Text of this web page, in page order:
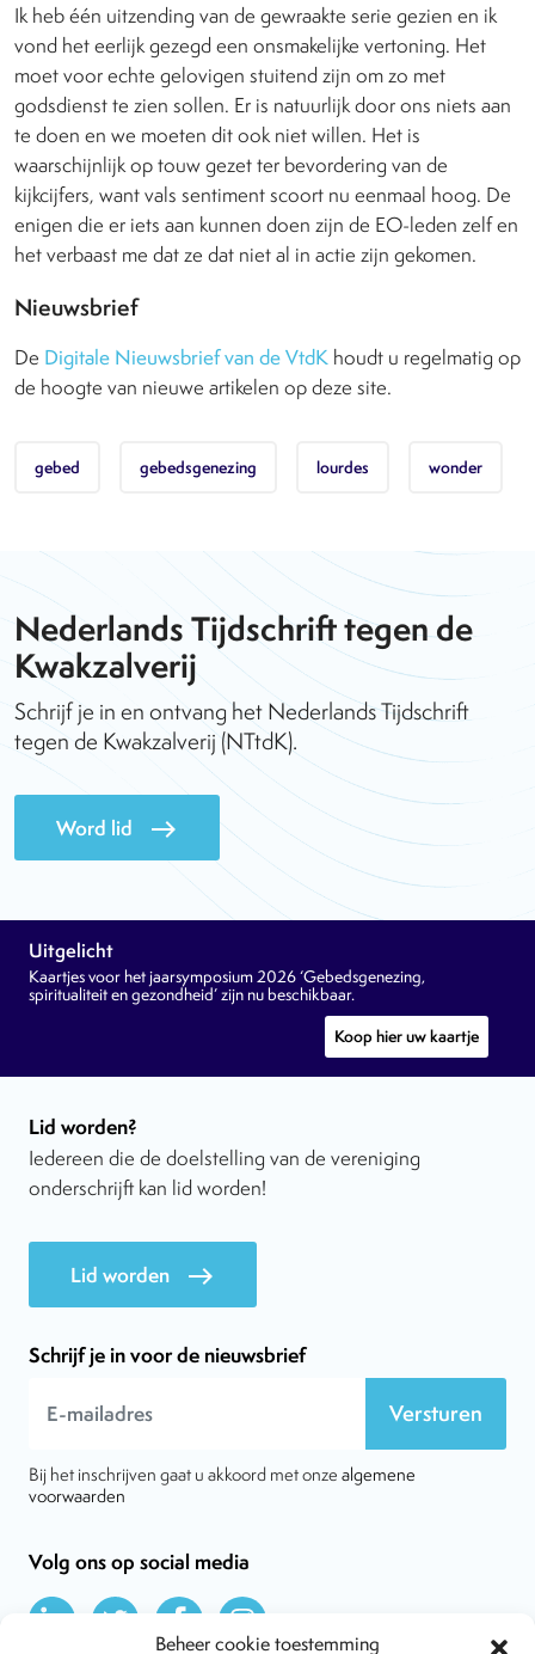
Beheer cookie toestemming
Ik heb één uitzending van de gewraakte serie gezien en ik
vond het eerlijk gezegd een onsmakelijke vertoning. Het
moet voor echte gelovigen stuitend zijn om zo met
godsdienst te zien sollen. Er is natuurlijk door ons niets aan
te doen en we moeten dit ook niet willen. Het is
waarschijnlijk op touw gezet ter bevordering van de
kijkcijfers, want vals sentiment scoort nu eenmaal hoog. De
enigen die er iets aan kunnen doen zijn de EO-leden zelf en
het verbaast me dat ze dat niet al in actie zijn gekomen.
Nieuwsbrief
De Digitale Nieuwsbrief van de VtdK houdt u regelmatig op
de hoogte van nieuwe artikelen op deze site.
gebed gebedsgenezing lourdes wonder
Nederlands Tijdschrift tegen de
Kwakzalverij
Schrijf je in en ontvang het Nederlands Tijdschrift
tegen de Kwakzalverij (NTtdK).
Word lid east
Uitgelicht
Kaartjes voor het jaarsymposium 2026 ‘Gebedsgenezing,
spiritualiteit en gezondheid’ zijn nu beschikbaar.
Koop hier uw kaartje
Lid worden?
Iedereen die de doelstelling van de vereniging
onderschrijft kan lid worden!
Lid worden east
Schrijf je in voor de nieuwsbrief
Versturen
Bij het inschrijven gaat u akkoord met onze algemene
voorwaarden
Volg ons op social media